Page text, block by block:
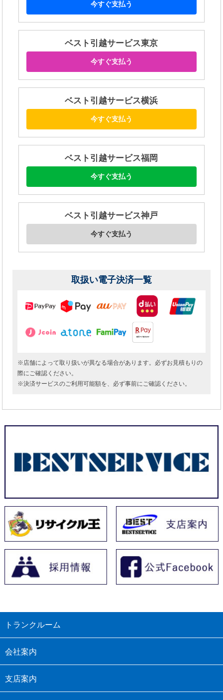
今すぐ支払う
ベスト引越サービス東京
今すぐ支払う
ベスト引越サービス横浜
今すぐ支払う
ベスト引越サービス福岡
今すぐ支払う
ベスト引越サービス神戸
今すぐ支払う
取扱い電子決済一覧
※店舗によって取り扱いが異なる場合があります。必ずお見積もりの
際にご確認ください。
※決済サービスのご利用可能額を、必ず事前にご確認ください。
トランクルーム
会社案内
支店案内